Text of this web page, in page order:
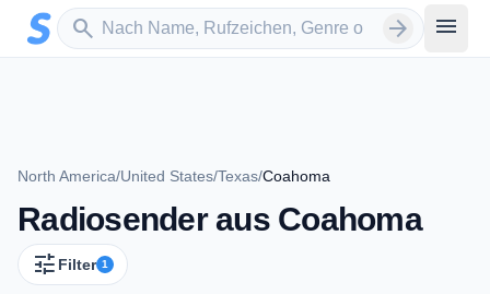
Zum Hauptinhalt springen
search
Sender suchen arrow_forward menu
North America/United States/Texas/Coahoma
Radiosender aus Coahoma
tune Filter 1